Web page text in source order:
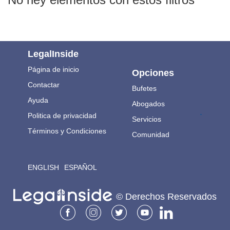
LegalInside
Página de inicio
Contactar
Ayuda
Politica de privacidad
Términos y Condiciones
ENGLISH ESPAÑOL
Opciones
Bufetes
Abogados
Servicios
Comunidad
.
© Derechos Reservados